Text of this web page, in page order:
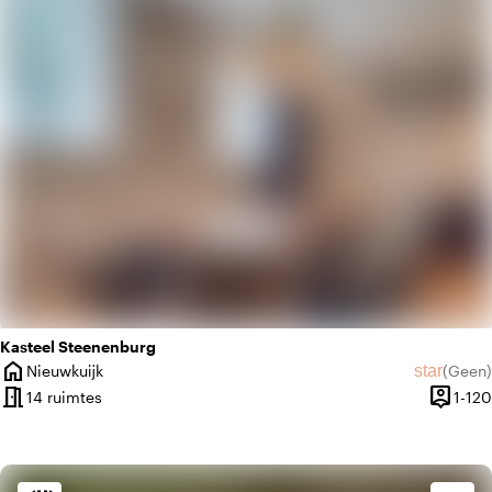
Kasteel Steenenburg
home
Plaats
Nieuwkuijk star(Geen)
Geen
meeting_room14 ruimtes person_pin1-120